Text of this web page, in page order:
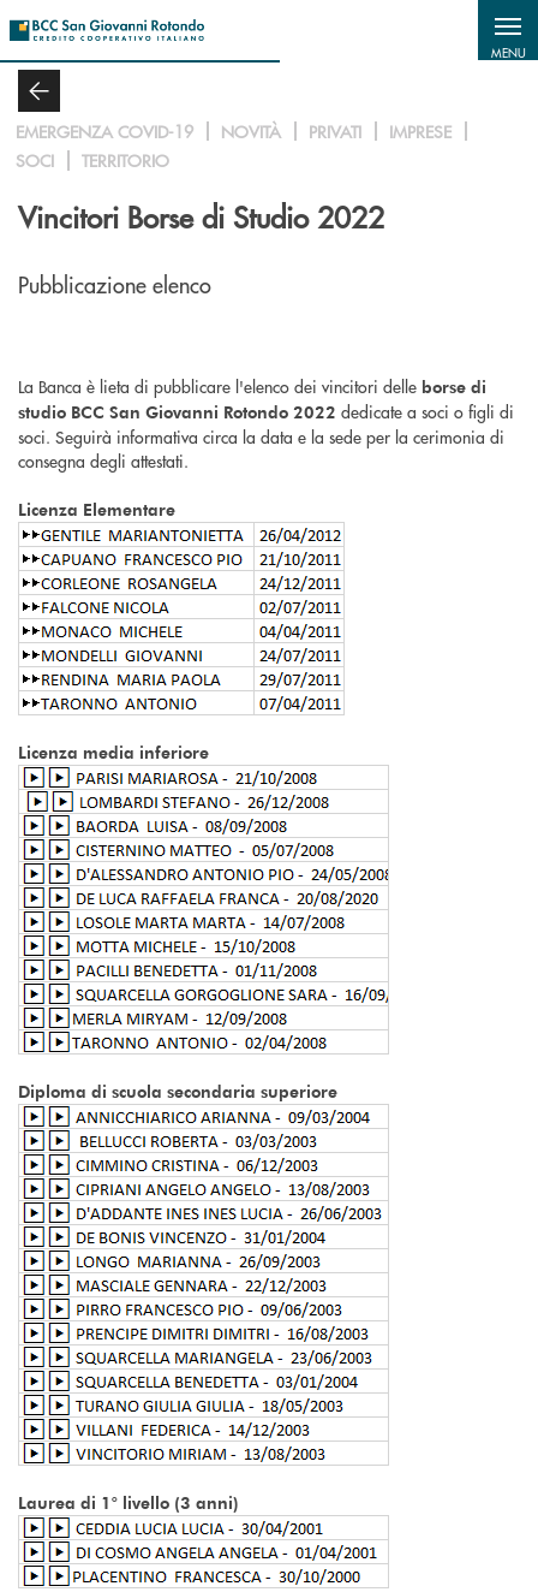
MENU
EMERGENZA COVID-19 NOVITÀ PRIVATI
IMPRESE
SOCI
TERRITORIO
Vincitori Borse di Studio 2022
Pubblicazione elenco
La Banca è lieta di pubblicare l'elenco dei vincitori delle borse di
studio BCC San Giovanni Rotondo 2022 dedicate a soci o figli di
soci. Seguirà informativa circa la data e la sede per la cerimonia di
consegna degli attestati.
Licenza Elementare
Licenza media inferiore
Diploma di scuola secondaria superiore
Laurea di 1° livello (3 anni)